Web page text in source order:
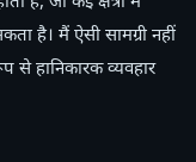
है। मैं ऐसी सामग्री नहीं
से हानिकारक व्यवहार